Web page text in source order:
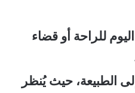
للراحة أو قضاء
الطبيعة، حيث يُنظر